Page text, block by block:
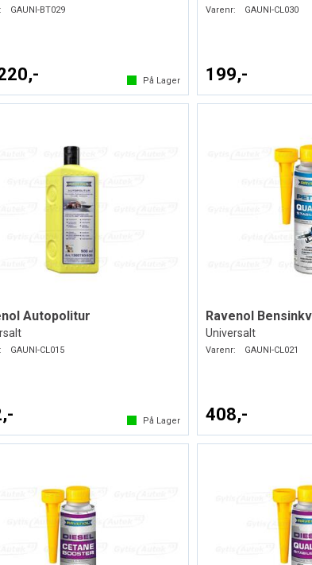
GAUNI-BT029
På Lager
Varenr: GAUNI-CL030
199,-
Autopolitur
GAUNI-CL015
På Lager
Ravenol
Universalt
Varenr: GAUNI-CL021
408,-